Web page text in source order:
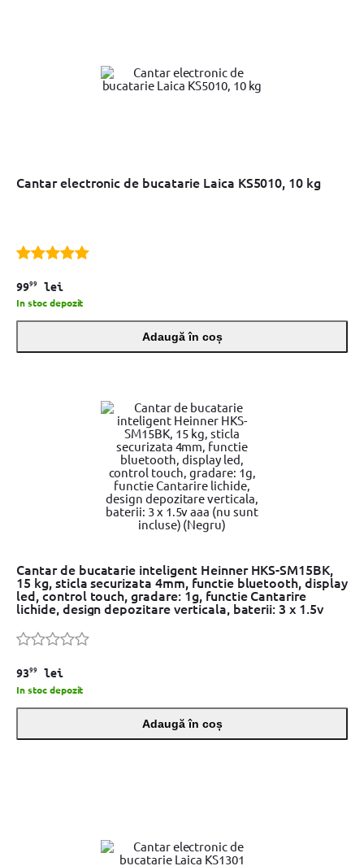
Cantar electronic de bucatarie Laica KS5010, 10 kg
9999 lei
In stoc depozit
Adaugă în coș
Cantar de bucatarie inteligent Heinner HKS-SM15BK,
15 kg, sticla securizata 4mm, functie bluetooth, display
led, control touch, gradare: 1g, functie Cantarire
lichide, design depozitare verticala, baterii: 3 x 1.5v
aaa (nu sunt incluse) (Negru)
9399 lei
In stoc depozit
Adaugă în coș